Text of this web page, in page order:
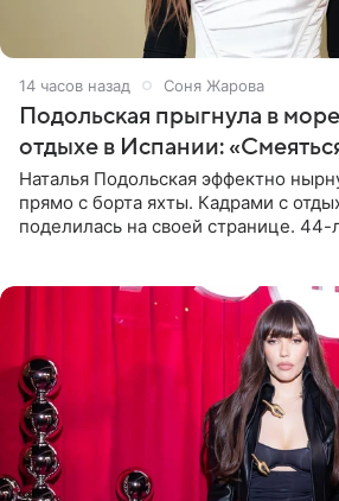
14 часов назад Соня Жарова
Подольская прыгнула в
отдыхе в Испании:
Наталья Подольская эффектно
прямо с борта яхты. Кадрами с
поделилась на своей странице. 44-